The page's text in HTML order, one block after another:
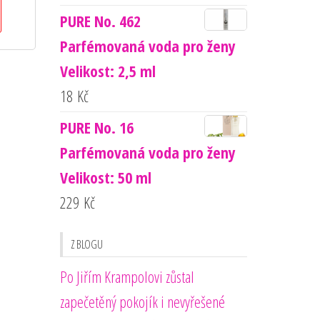
PURE No. 462
Parfémovaná voda pro ženy
Velikost: 2,5 ml
18 Kč
PURE No. 16
Parfémovaná voda pro ženy
Velikost: 50 ml
229 Kč
Z BLOGU
Po Jiřím Krampolovi zůstal
zapečetěný pokojík i nevyřešené